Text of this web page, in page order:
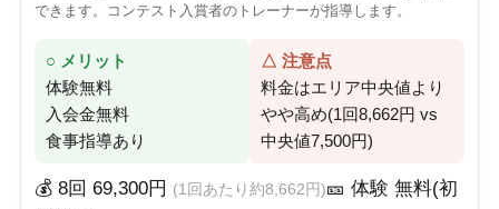
できます。コンテスト入賞者のトレーナーが指導します。
○ メリット
体験無料
入会金無料
食事指導あり
△ 注意点
料金はエリア中央値より
やや高め(1回8,662円 vs
中央値7,500円)
💰 8回 69,300円 (1回あたり約8,662円)🎫 体験 無料(初